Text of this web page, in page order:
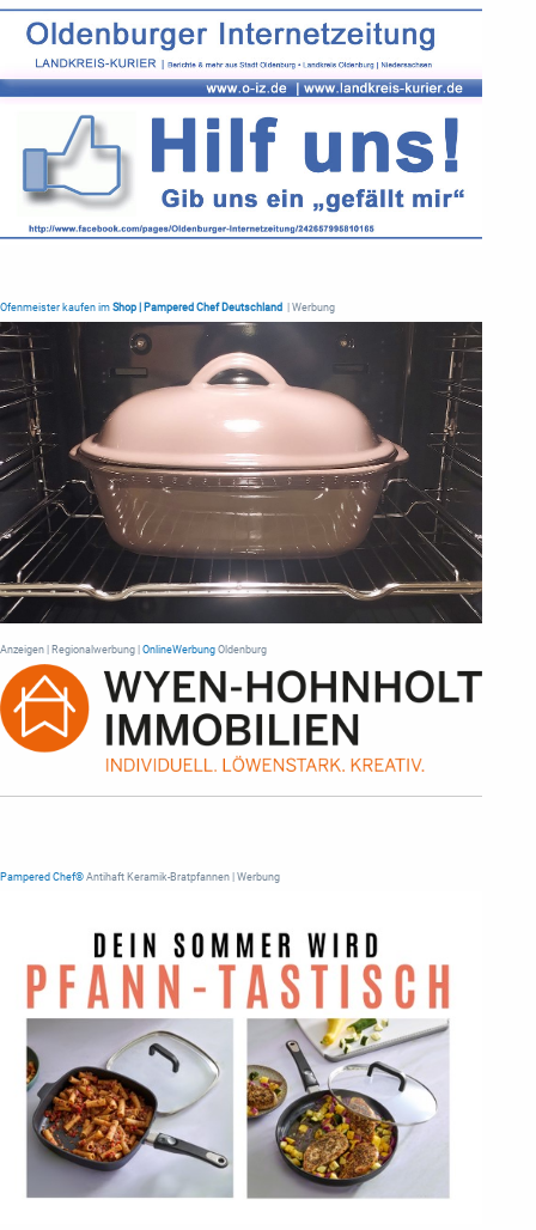
Ofenmeister kaufen im Shop | Pampered Chef Deutschland | Werbung
Anzeigen | Regionalwerbung | OnlineWerbung Oldenburg
Pampered Chef® Antihaft Keramik-Bratpfannen | Werbung